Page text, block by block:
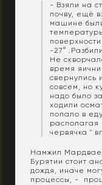
- Взяли на
почву, ещё
машине
-27°
Не
время
свернулись
совсем, но
надо было
ходили
попало в
располагая
червячка "
Намжил
Бурятии стоит
дождя, иначе
процессы, -